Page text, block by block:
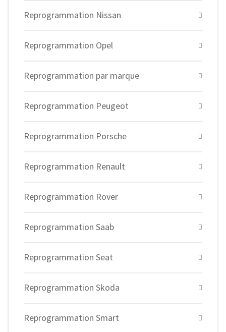
Reprogrammation Nissan
Reprogrammation Opel
Reprogrammation par marque
Reprogrammation Peugeot
Reprogrammation Porsche
Reprogrammation Renault
Reprogrammation Rover
Reprogrammation Saab
Reprogrammation Seat
Reprogrammation Skoda
Reprogrammation Smart